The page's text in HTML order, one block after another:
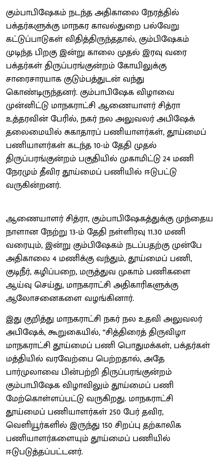
கும்பாபிஷேகம் நடந்த அதிகாலை நேரத்தில்
பக்தர்களுக்கு மாநகர காவல்துறை பல்வேறு
கட்டுப்பாடுகள் விதித்திருந்ததால், கும்பிஷேகம்
முடிந்த பிறகு இன்று காலை முதல் இரவு வரை
பக்தர்கள் திருப்பரங்குன்றம் கோயிலுக்கு
சாரைசாரயாக குடும்பத்துடன் வந்து
கொண்டிருந்தனர். கும்பாபிஷேக விழாவை
முன்னிட்டு மாநகராட்சி ஆணையாளர் சித்ரா
உத்தரவின் பேரில், நகர் நல அலுவலர் அபிஷேக்
தலைமையில் சுகாதாரப் பணியாளர்கள், தூய்மைப்
பணியாளர்கள் கடந்த 10-ம் தேதி முதல்
திருப்பரங்குன்றம் பகுதியில் முகாமிட்டு 24 மணி
நேரமும் தீவிர தூய்மைப் பணியில் ஈடுபட்டு
வருகின்றனர்.
ஆணையாளர் சித்ரா, கும்பாபிஷேகத்துக்கு முந்தைய
நாளான நேற்று 13-ம் தேதி நள்ளிரவு 11.30 மணி
வரையும், இன்று கும்பிஷேகம் நடப்பதற்கு முன்பே
அதிகாலை 4 மணிக்கு வந்தும், தூய்மைப் பணி,
குடிநீர், கழிப்பறை, மருத்துவ முகாம் பணிகளை
ஆய்வு செய்து, மாநகராட்சி அதிகாரிகளுக்கு
ஆலோசனைகளை வழங்கினார்.
இது குறித்து மாநகராட்சி நகர் நல உதவி அலுவலர்
அபிஷேக், கூறுகையில், “சித்திரைத் திருவிழா
மாநகராட்சி தூய்மைப் பணி பொதுமக்கள், பக்தர்கள்
மத்தியில் வரவேற்பை பெற்றதால், அதே
பார்முலாவை பின்பற்றி திருப்பரங்குன்றம்
கும்பாபிஷேக விழாவிலும் தூய்மைப் பணி
மேற்கொள்ளப்பட்டு வருகிறது. மாநகராட்சி
தூய்மைப் பணியாளர்கள் 250 பேர் தவிர,
வெளியூர்களில் இருந்து 150 சிறப்பு தற்காலிக
பணியாளர்களையும் தூய்மைப் பணியில்
ஈடுபடுத்தப்பட்டனர்.